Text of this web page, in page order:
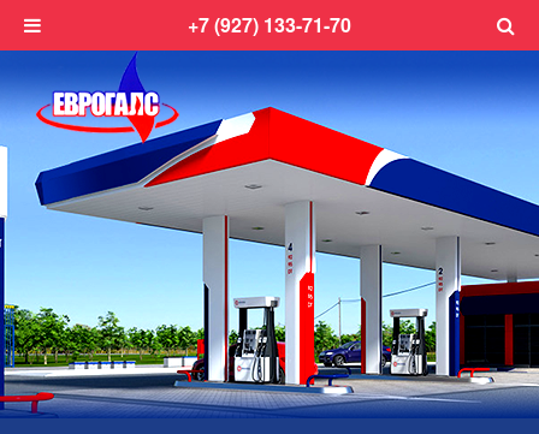
+7 (927) 133-71-70